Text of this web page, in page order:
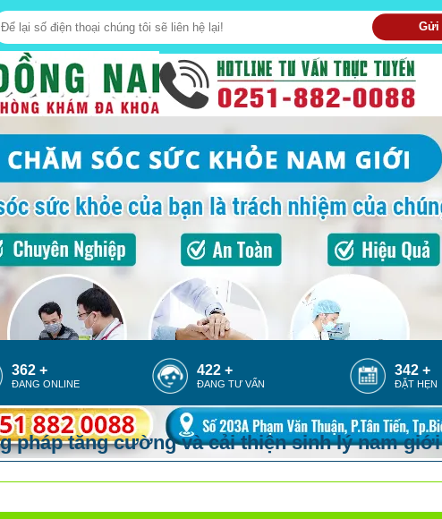
Gửi
362 +
ĐANG ONLINE
422 +
ĐANG TƯ VẤN
342 +
ĐẶT HẸN
pháp tăng cường và cải thiện sinh lý nam giới